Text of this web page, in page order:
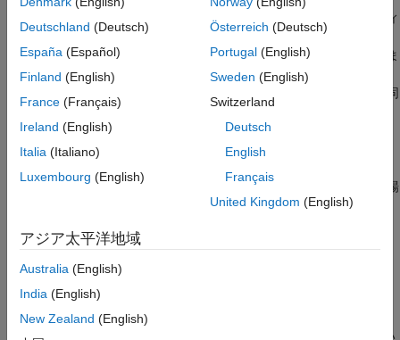
はメッセージのヘッダーと他の部分のセマンティ
クスの正確性を検証し、
を完了します。また、メソッドは正
しい形式の要求になるように必要なヘッダー フィールドを埋めま
す。request.Body MessageBodyであり、そのPayload
の説明と同
じように、
send
request.Body.Data
を送信対象の HTTP ペイロードを表すバイト
ベクトルに変換します。通常、
'GET'要求にデータは含まれませ
サーバーがその応答でデータを返し、
consumer
が指定されない場
はそのデータを MATLAB®データに変換し、
は、 MessageBody.Data
が
のデータを取得するためにプロバイダーを呼び出します。
ヘッダーにメソッドが通常追加するフィールドが既に含まれてい
Deutschland (Deutsch)
España (Español)
Finland (English)
France (Français)
Ireland (English)
Italia (Italiano)
Luxembourg (English)
Österreich (Deutsch)
Portugal(English)
Sweden (English)
Switzerland
Deutsch
English
Français
United Kingdom (English)
アジア太平洋地域
Australia (English)
India (English)
New Zealand (English)